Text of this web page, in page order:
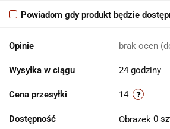
Powiadom gdy produkt będzie
Opinie brak ocen
Wysyłka w ciągu 24 godziny
Cena przesyłki 14
Dostępność 0